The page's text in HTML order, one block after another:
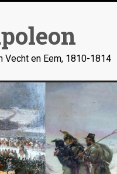
Vecht en Eem, 1810-1814